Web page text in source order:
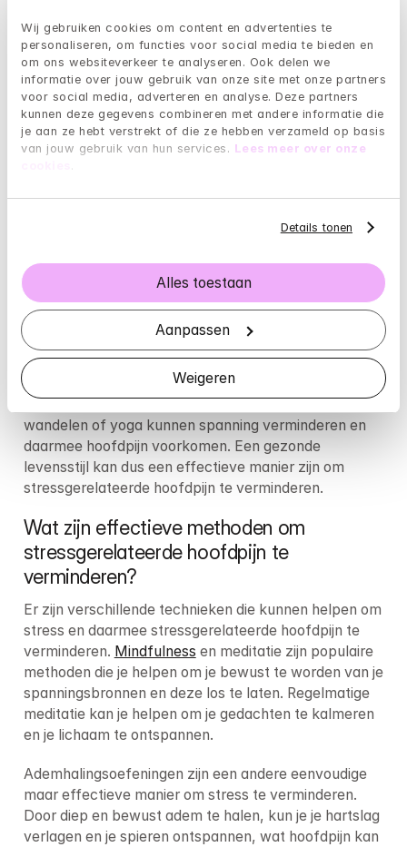
Wij gebruiken cookies om content en advertenties te
personaliseren, om functies voor social media te bieden en
om ons websiteverkeer te analyseren. Ook delen we
informatie over jouw gebruik van onze site met onze partners
voor social media, adverteren en analyse. Deze partners
kunnen deze gegevens combineren met andere informatie die
je aan ze hebt verstrekt of die ze hebben verzameld op basis
van jouw gebruik van hun services. Lees meer over onze
Details tonen
Alles toestaan
Aanpassen
Weigeren
Welke rol speelt levensstijl in
stressgerelateerde hoofdpijn?
Je levensstijl heeft een grote invloed op hoe je
lichaam reageert op stress. Slaapgebrek kan
bijvoorbeeld je vermogen om met stress om te gaan
hoofdpijn toeneemt. Een gebalanceerd dieet is ook
belangrijk; voeding kan direct invloed hebben op je
Voedingsmiddelen rijk aan vitamines en mineralen
kunnen helpen om je lichaam beter te laten
functioneren onder stress.
Lichaamsbeweging is een andere belangrijke factor.
Regelmatige fysieke activiteit helpt bij het
verminderen van stresshormonen en het bevorderen
wandelen of yoga kunnen spanning verminderen en
daarmee hoofdpijn voorkomen. Een gezonde
levensstijl kan dus een effectieve manier zijn om
stressgerelateerde hoofdpijn te verminderen.
Wat zijn effectieve methoden om
stressgerelateerde hoofdpijn te
verminderen?
Er zijn verschillende technieken die kunnen helpen om
stress en daarmee stressgerelateerde hoofdpijn te
verminderen. Mindfulness en meditatie zijn populaire
methoden die je helpen om je bewust te worden van je
spanningsbronnen en deze los te laten. Regelmatige
meditatie kan je helpen om je gedachten te kalmeren
en je lichaam te ontspannen.
Ademhalingsoefeningen zijn een andere eenvoudige
maar effectieve manier om stress te verminderen.
Door diep en bewust adem te halen, kun je je hartslag
verlagen en je spieren ontspannen, wat hoofdpijn kan